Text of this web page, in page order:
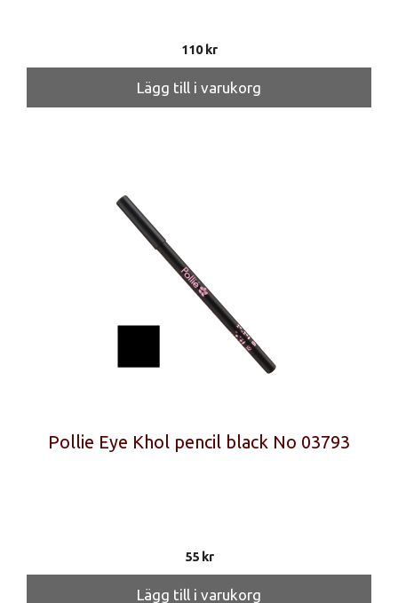
110kr
Lägg till i varukorg
Pollie Eye Khol pencil black No 03793
55 kr
Lägg till i varukorg